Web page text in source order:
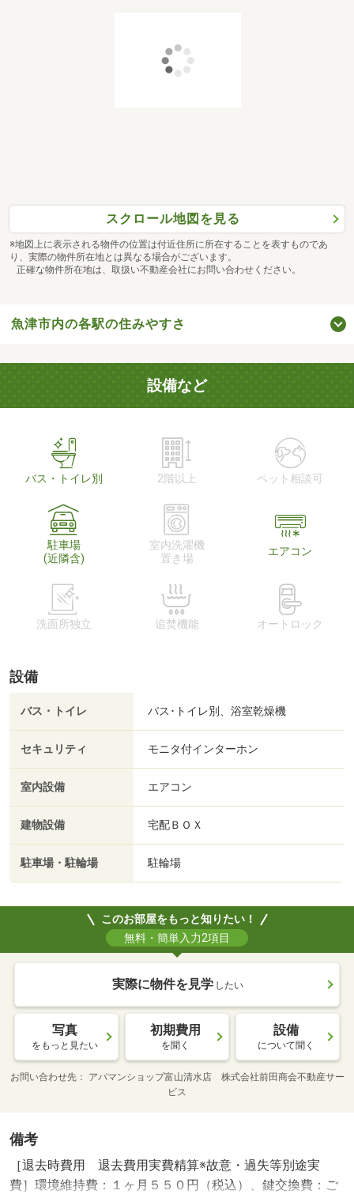
スクロール地図を見る
※地図上に表示される物件の位置は付近住所に所在することを表すものであ
り、実際の物件所在地とは異なる場合がございます。
正確な物件所在地は、取扱い不動産会社にお問い合わせください。
魚津市内の各駅の住みやすさ
設備など
バス・トイレ別 2階以上 ペット相談可
駐車場
(近隣含)
室内洗濯機
置き場
エアコン
洗面所独立 追焚機能 オートロック
設備
バス・トイレ バス･トイレ別、浴室乾燥機
セキュリティ モニタ付インターホン
室内設備 エアコン
建物設備 宅配ＢＯＸ
駐車場・駐輪場 駐輪場
このお部屋をもっと知りたい！
無料・簡単入力2項目
実際に物件を見学 したい
写真
をもっと見たい
初期費用
を聞く
設備
について聞く
お問い合わせ先
アパマンショップ富山清水店 株式会社前田商会不動産サー
ビス
備考
［退去時費用 退去費用実費精算※故意・過失等別途実
費］環境維持費：１ヶ月５５０円（税込）、鍵交換費：ご